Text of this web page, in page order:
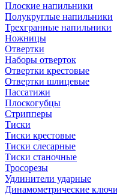
Плоские напильники
Полукруглые напильники
Трехгранные напильники
Ножницы
Отвертки
Наборы отверток
Отвертки крестовые
Отвертки шлицевые
Пассатижи
Плоскогубцы
Стрипперы
Тиски
Тиски крестовые
Тиски слесарные
Тиски станочные
Тросорезы
Удлинители ударные
Динамометрические ключи